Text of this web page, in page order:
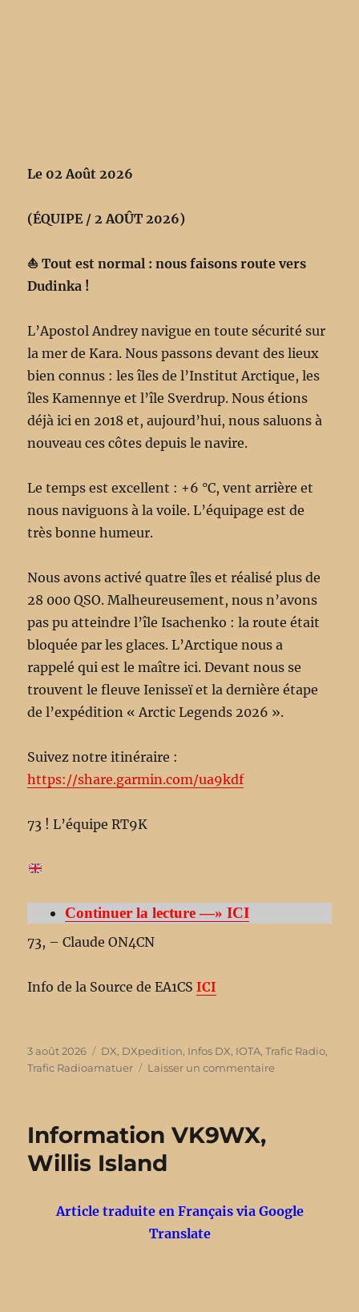
Le 02 Août 2026
(ÉQUIPE / 2 AOÛT 2026)
⛵ Tout est normal : nous faisons route vers
Dudinka !
L’Apostol Andrey navigue en toute sécurité sur
la mer de Kara. Nous passons devant des lieux
bien connus : les îles de l’Institut Arctique, les
îles Kamennye et l’île Sverdrup. Nous étions
déjà ici en 2018 et, aujourd’hui, nous saluons à
nouveau ces côtes depuis le navire.
Le temps est excellent : +6 °C, vent arrière et
nous naviguons à la voile. L’équipage est de
très bonne humeur.
Nous avons activé quatre îles et réalisé plus de
28 000 QSO. Malheureusement, nous n’avons
pas pu atteindre l’île Isachenko : la route était
bloquée par les glaces. L’Arctique nous a
rappelé qui est le maître ici. Devant nous se
trouvent le fleuve Ienisseï et la dernière étape
de l’expédition « Arctic Legends 2026 ».
Suivez notre itinéraire :
https://share.garmin.com/ua9kdf
73 ! L’équipe RT9K
Continuer la lecture —» ICI
73, – Claude ON4CN
Info de la Source de EA1CSICI
Publié
le
3 août 2026 Catégories
DX, DXpedition, Infos DX, IOTA,Trafic Radio,
Trafic Radioamatuer
Laisser un commentaire
Information VK9WX,
Willis Island
Article traduite en Français via Google
Translate